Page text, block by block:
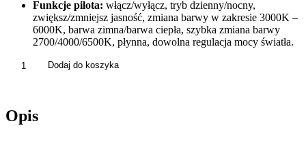
Funkcje pilota: włącz/wyłącz, tryb dzienny/nocny,
zwiększ/zmniejsz jasność, zmiana barwy w zakresie 3000K –
6000K, barwa zimna/barwa ciepła, szybka zmiana barwy
2700/4000/6500K, płynna, dowolna regulacja mocy światła.
ilość
LED
Złota
Dodaj do koszyka
Opis